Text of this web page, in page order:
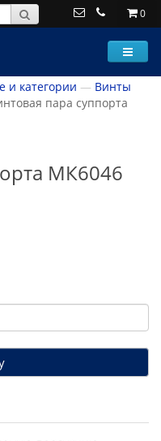
0
и категории
Винты
пара суппорта
МК6046